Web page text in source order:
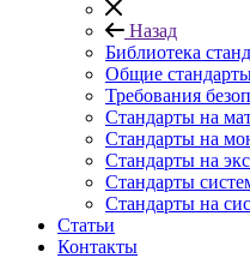
Назад
Библиотека
Общие
Требования
Стандарты на
Стандарты на
Стандарты на
Стандарты
Стандарты на
Статьи
Контакты